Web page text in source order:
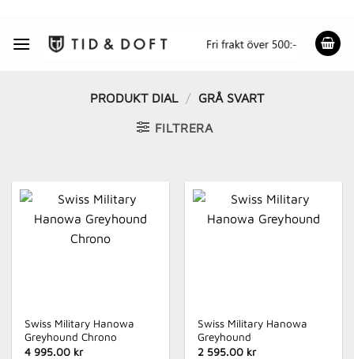
content
PRODUKT DIAL / GRÅ SVART
FILTRERA
Swiss Military Hanowa
Greyhound Chrono
4 995.00 kr
Swiss Military Hanowa
Greyhound
2 595.00 kr